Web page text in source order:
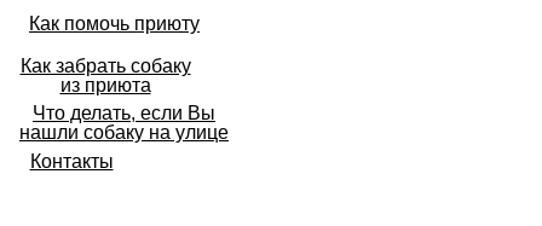
Как помочь приюту
Как забрать собаку
из приюта
Что делать, если Вы
нашли собаку на улице
Контакты